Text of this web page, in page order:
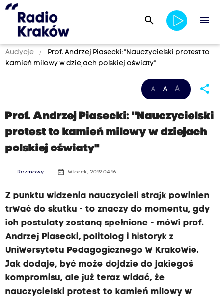
search menu
Audycje
Prof. Andrzej Piasecki: "Nauczycielski protest to
kamień milowy w dziejach polskiej oświaty"
A A A share
Prof. Andrzej Piasecki: "Nauczycielski
protest to kamień milowy w dziejach
polskiej oświaty"
Rozmowy date_range Wtorek, 2019.04.16
Z punktu widzenia nauczycieli strajk powinien
trwać do skutku - to znaczy do momentu, gdy
ich postulaty zostaną spełnione - mówi prof.
Andrzej Piasecki, politolog i historyk z
Uniwersytetu Pedagogicznego w Krakowie.
Jak dodaje, być może dojdzie do jakiegoś
kompromisu, ale już teraz widać, że
nauczycielski protest to kamień milowy w